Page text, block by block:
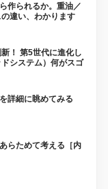
作られるか。重油／
違い、わかります
！ 第5世代に進化し
システム）何がスゴ
詳細に眺めてみる
らためて考える［内